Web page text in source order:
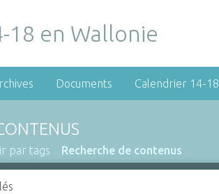
Documents Calendrier 14-18
par tags Recherche de contenus